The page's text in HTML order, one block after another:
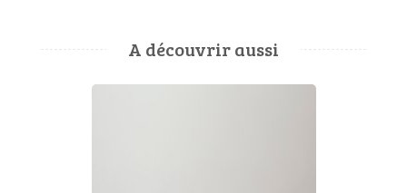
A découvrir aussi